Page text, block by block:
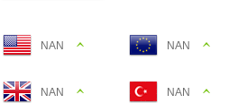
NAN NAN
NAN NAN